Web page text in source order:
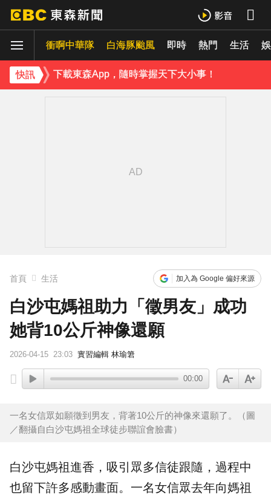
衝啊中華隊 白海豚颱風 即時 熱門 生活
快訊
15年摯愛離世！唐綺陽頭七驚見「驚人畫面」感動喊：真不是蓋的
下載東森App，隨時掌握天下大小事！
首頁 生活 加入為 Google 偏好來源
白沙屯媽祖助力「徵男友」成功
她背10公斤神像還願
2026-04-15 23:03 實習編輯 林瑜䇹
00:00
一名女信眾如願徵到男友，背著10公斤的神像來還願了。（圖
／翻攝自白沙屯媽祖全球徒步聯誼會臉書）
白沙屯媽祖進香 ，吸引眾多信徒跟隨，過程中
也留下許多感動畫面。一名女信眾去年向媽祖